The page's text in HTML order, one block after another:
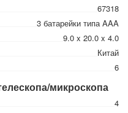
67318
3 батарейки типа AAA
9.0 x 20.0 x 4.0
Китай
6
микроскопа
4